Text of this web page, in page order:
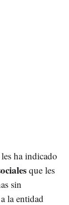
ha indicado
que les
sin
la entidad